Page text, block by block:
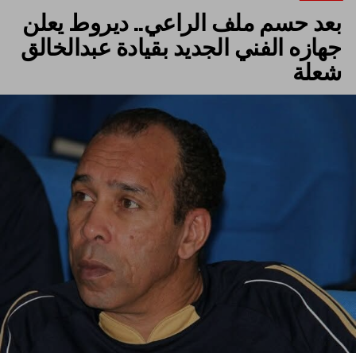
بعد حسم ملف الراعي.. ديروط يعلن
جهازه الفني الجديد بقيادة عبدالخالق
شعلة